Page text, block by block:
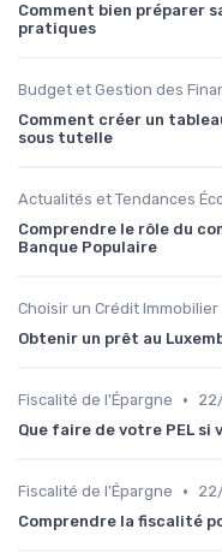
Comment bien préparer
pratiques
Budget et Gestion des
Comment créer un
sous tutelle
Actualités et Tendances
Comprendre le rôle du
Banque Populaire
Choisir un Crédit Immobilier
Obtenir un prêt au
Fiscalité de l'Épargne •
Que faire de votre PEL si
Fiscalité de l'Épargne •
Comprendre la fiscalité